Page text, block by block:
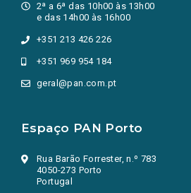
2ª a 6ª das 10h00 às 13h00
e das 14h00 às 16h00
+351 213 426 226
+351 969 954 184
geral@pan.com.pt
Espaço PAN Porto
Rua Barão Forrester, n.º 783
4050-273 Porto
Portugal